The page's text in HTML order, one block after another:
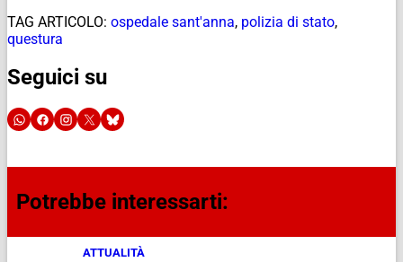
TAG ARTICOLO: ospedale sant'anna, polizia di stato,
questura
Seguici su
Potrebbe interessarti:
ATTUALITÀ